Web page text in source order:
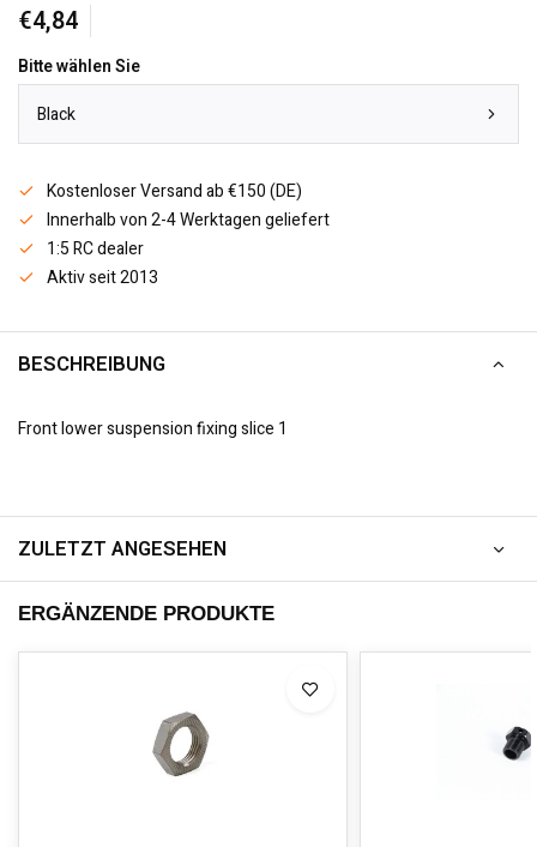
€4,84
Bitte wählen Sie
Black
Kostenloser Versand ab €150 (DE)
Innerhalb von 2-4 Werktagen geliefert
1:5 RC dealer
Aktiv seit 2013
BESCHREIBUNG
Front lower suspension fixing slice 1
ZULETZT ANGESEHEN
ERGÄNZENDE PRODUKTE